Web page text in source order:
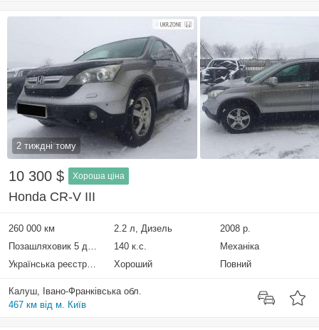
2 тиждні тому
10 300 $ Хороша ціна
Honda CR-V III
260 000 км 2.2 л, Дизель
2008 р.
Позашляховик 5 дверей
140 к.с.
Механіка
Українська реєстрація
Хороший Повний
Калуш, Івано-Франківська обл.
467 км від м. Київ